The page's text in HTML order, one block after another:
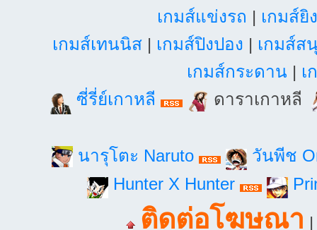
เกมส์แข่งรถ | เกมส์ยิ
เกมส์เทนนิส| เกมส์ปิงปอง | เกมส์ส
เกมส์กระดาน | เ
ซี่รี่ย์เกาหลี
ดาราเกาหลี
นารุโตะ Naruto
วันพีช
Hunter X Hunter
ติดต่อโฆษณา